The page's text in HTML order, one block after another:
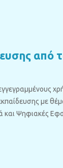
από
με
και Ψηφιακές